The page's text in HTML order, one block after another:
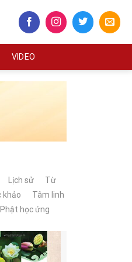
VIDEO
Lịch sử
Từ
khảo
Tâm linh
Phật học ứng